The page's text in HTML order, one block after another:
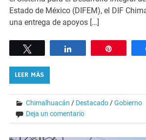
Estado de México (DIFEM), el DIF
una entrega de apoyos […]
LEER MÁS
Chimalhuacán / Destacado /Gobierno
Deja un comentario